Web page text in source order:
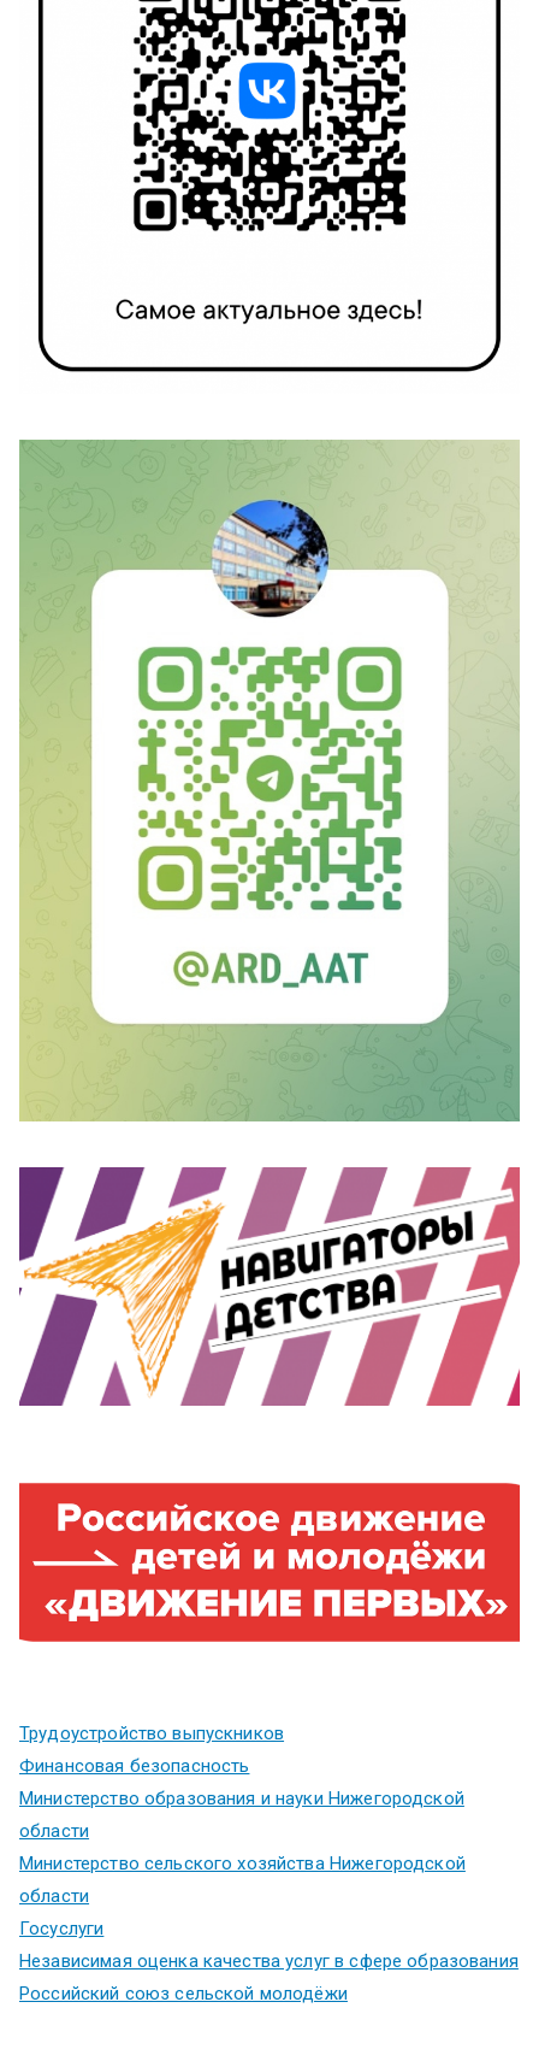
Трудоустройство выпускников
Финансовая безопасность
Министерство образования и науки Нижегородской
области
Министерство сельского хозяйства Нижегородской
области
Госуслуги
Независимая оценка качества услуг в сфере образования
Российский союз сельской молодёжи